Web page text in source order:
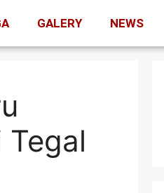
GALERY NEWS